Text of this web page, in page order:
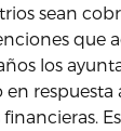
sean
que
los
respuesta